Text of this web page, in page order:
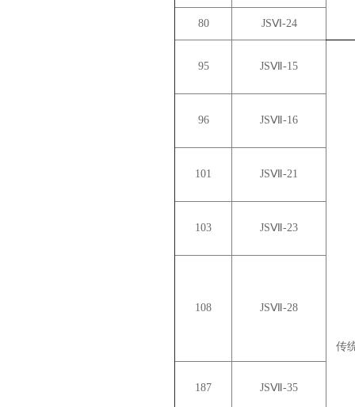
80 JSⅥ-24
95 JSⅦ-15
传
96 JSⅦ-16
101 JSⅦ-21
103 JSⅦ-23
108 JSⅦ-28
187 JSⅦ-35